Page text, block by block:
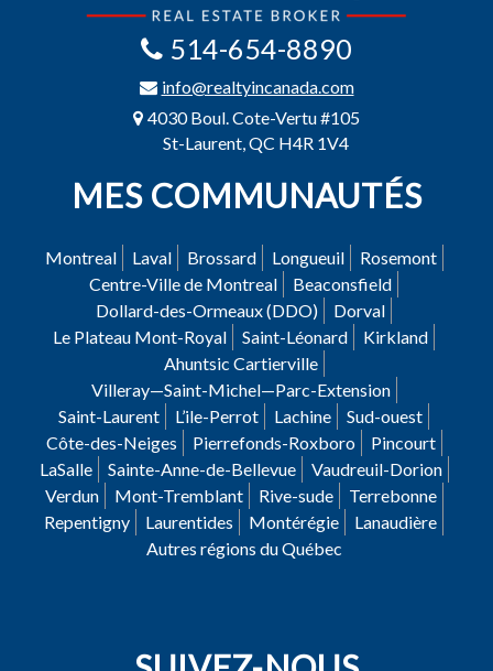
514-654-8890
info@realtyincanada.com
4030 Boul. Cote-Vertu #105
St-Laurent, QC H4R 1V4
MES COMMUNAUTÉS
Montreal Laval Brossard Longueuil
Rosemont
Centre-Ville de Montreal
Beaconsfield
Dollard-des-Ormeaux (DDO)
Dorval
Le Plateau Mont-Royal
Saint-Léonard
Kirkland
Ahuntsic Cartierville
Villeray—Saint-Michel—Parc-Extension
Saint-Laurent
L’ile-Perrot Lachine
Sud-ouest
Côte-des-Neiges
Pierrefonds-Roxboro
Pincourt
LaSalle
Sainte-Anne-de-Bellevue
Vaudreuil-Dorion
Verdun
Mont-Tremblant Rive-sude
Terrebonne
Repentigny
Laurentides Montérégie
Lanaudière
Autres régions du Québec